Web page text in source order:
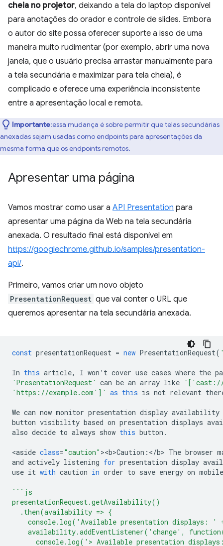
cheia no projetor, deixando a tela do laptop disponível
para anotações do orador e controle de slides. Embora
o autor do site possa oferecer suporte a isso de uma
maneira muito rudimentar (por exemplo, abrir uma nova
janela, que o usuário precisa arrastar manualmente para
a tela secundária e maximizar para tela cheia), é
complicado e oferece uma experiência inconsistente
entre a apresentação local e remota.
Importante:essa mudança é sobre permitir que telas secundárias
anexadas sejam usadas como endpoints para apresentações da
mesma forma que os endpoints remotos.
Apresentar uma página
Vamos mostrar como usar a API Presentation para
apresentar uma página da Web na tela secundária
anexada. O resultado final está disponível em
https://googlechrome.github.io/samples/presentation-
api/.
Primeiro, vamos criar um novo objeto
PresentationRequest que vai conter o URL que
queremos apresentar na tela secundária anexada.
const presentationRequest = new PresentationRequest(
In this article, I won ’ t cover use cases where the
`PresentationRequest` can be an array like
'https://example.com']` as this is not relevant
We can now monitor presentation display availability
button visibility based on presentation displays
also decide to always show this button .
<aside class="caution" ><b>Caution : </b> The browser
and actively listening for presentation display
use it with caution in order to save energy on mobile
```js
presentationRequest.getAvailability()
  .then(availability => {
console.log('Available presentation displays: '
availability.addEventListener('change',
console.log('> Available presentation